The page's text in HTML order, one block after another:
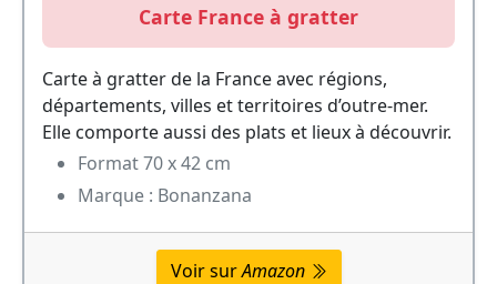
Carte France à gratter
Carte à gratter de la France avec régions,
départements, villes et territoires d’outre-mer.
Elle comporte aussi des plats et lieux à découvrir.
Format 70 x 42 cm
Marque : Bonanzana
Voir surAmazon